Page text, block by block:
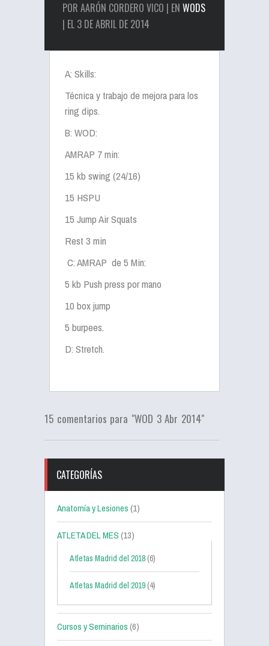
POR AARÓN CORDERO VICO | EN WODS
| EL 3 DE ABRIL DE 2014
A: Skills:
Técnica y trabajo de mejora para los
ring dips.
B: WOD:
AMRAP 7 min:
15 kb swing (24/16)
15 HSPU
15 Jump Air Squats
Rest 3 min
C: AMRAP de 5 Min:
5 kb Push press por mano
10 box jump
5 burpees.
D: Stretch.
15 comentarios para "WOD 3 Abr 2014"
CATEGORÍAS
Anatomía y Lesiones(1)
ATLETA DEL MES(13)
Atletas Madrid del 2018 (6)
Atletas Madrid del 2019 (4)
Cursos y Seminarios(6)